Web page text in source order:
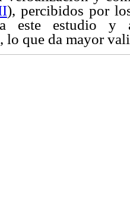
), percibidos por
este estudio y
lo que da mayor